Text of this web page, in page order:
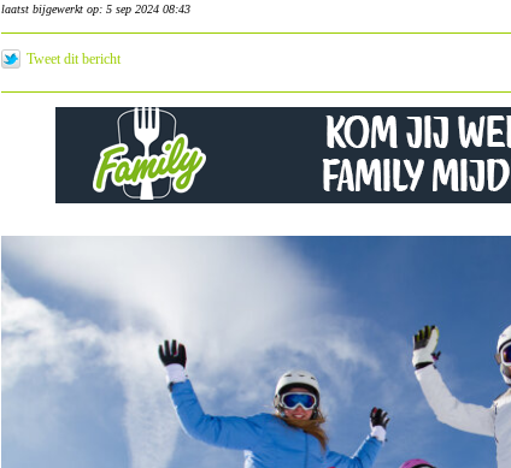
laatst bijgewerkt op: 5 sep 2024 08:43
Tweet dit bericht